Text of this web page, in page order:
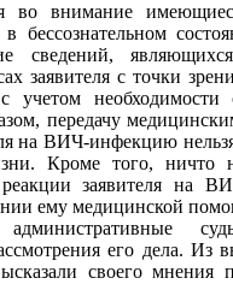
во внимание
бессознательном
сведений,
заявителя с точки
необходимости
передачу
на ВИЧ-инфекцию
Кроме того, ничто
заявителя на
ему медицинской
его дела. Из
своего мнения